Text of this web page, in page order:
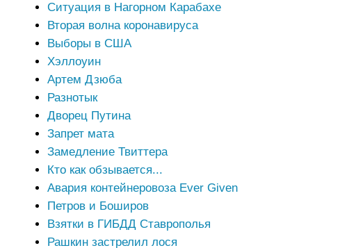
Ситуация в Нагорном Карабахе
Вторая волна коронавируса
Выборы в США
Хэллоуин
Артем Дзюба
Разнотык
Дворец Путина
Запрет мата
Замедление Твиттера
Кто как обзывается...
Авария контейнеровоза Ever Given
Петров и Боширов
Взятки в ГИБДД Ставрополья
Рашкин застрелил лося